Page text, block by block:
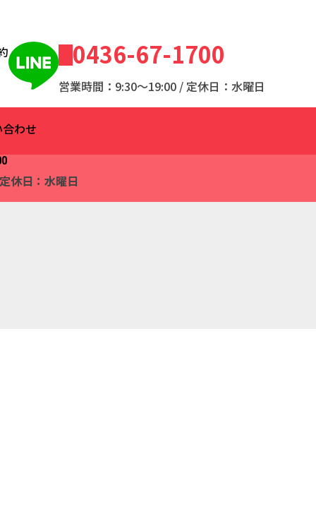
0436-67-1700
営業時間：9:30～19:00 / 定休日：水曜日
わせ
休日：水曜日